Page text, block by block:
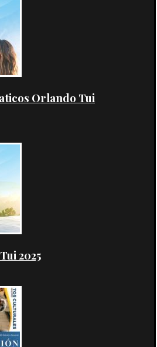
Orlando Tui
2025